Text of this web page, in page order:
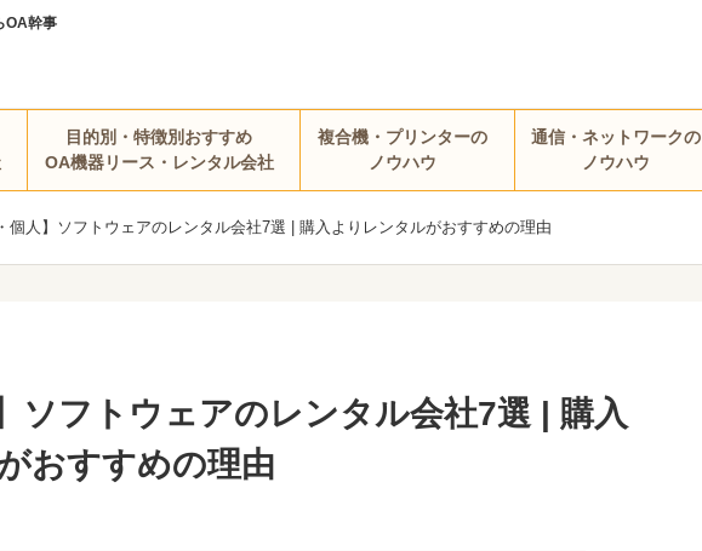
OA幹事
目的別・特徴別おすすめ
OA機器リース・レンタル会社
複合機・プリンターの
ノウハウ
通信・ネットワークの
ノウハウ
個人】ソフトウェアのレンタル会社7選 | 購入よりレンタルがおすすめの理由
ソフトウェアのレンタル会社7選 | 購入
おすすめの理由